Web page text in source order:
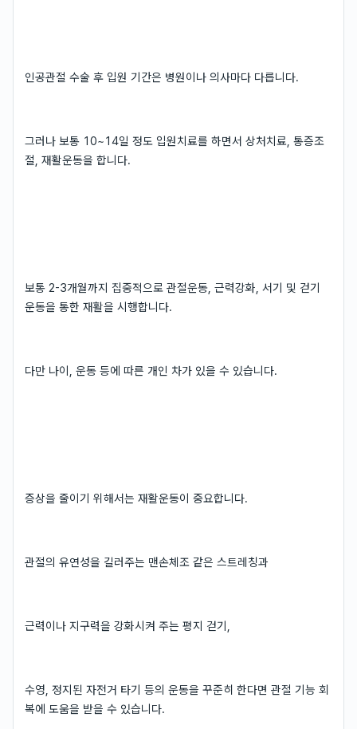
인공관절 수술 후 입원 기간은 병원이나 의사마다 다릅니다.
그러나 보통 10~14일 정도 입원치료를 하면서 상처치료, 통증조
절, 재활운동을 합니다.
보통 2-3개월까지 집중적으로 관절운동, 근력강화, 서기 및 걷기
운동을 통한 재활을 시행합니다.
다만 나이, 운동 등에 따른 개인 차가 있을 수 있습니다.
증상을 줄이기 위해서는 재활운동이 중요합니다.
관절의 유연성을 길러주는 맨손체조 같은 스트레칭과
근력이나 지구력을 강화시켜 주는 평지 걷기,
수영, 정지된 자전거 타기 등의 운동을 꾸준히 한다면 관절 기능 회
복에 도움을 받을 수 있습니다.